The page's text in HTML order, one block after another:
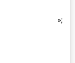
»;